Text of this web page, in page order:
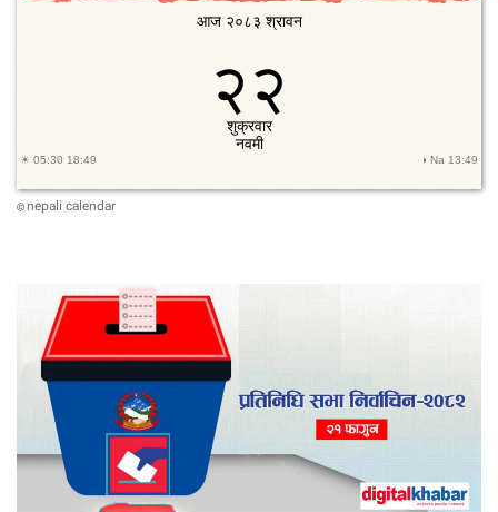
© nepali calendar